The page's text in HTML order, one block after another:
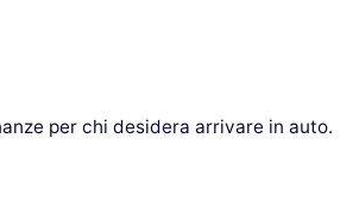
per chi desidera arrivare in auto.